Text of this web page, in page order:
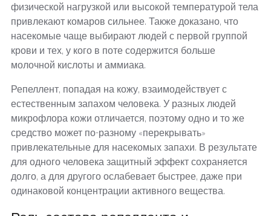
физической нагрузкой или высокой температурой тела
привлекают комаров сильнее. Также доказано, что
насекомые чаще выбирают людей с первой группой
крови и тех, у кого в поте содержится больше
молочной кислоты и аммиака.
Репеллент, попадая на кожу, взаимодействует с
естественным запахом человека. У разных людей
микрофлора кожи отличается, поэтому одно и то же
средство может по-разному «перекрывать»
привлекательные для насекомых запахи. В результате
для одного человека защитный эффект сохраняется
долго, а для другого ослабевает быстрее, даже при
одинаковой концентрации активного вещества.